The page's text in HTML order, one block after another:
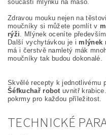
součástí mlýnku na maso.
Zdravou mouku nejen na
moučníky si můžete pomlít v
rýži. Mlýnek oceníte
Další vychytávkou je i mlýnek
má i čerstvě namletý mák
moučníky tak budou dokonalé.
Skvělé recepty k jednotlivému
Šéfkuchař robotuvnitř
pokrmy pro každou příležitost.
TECHNICKÉ